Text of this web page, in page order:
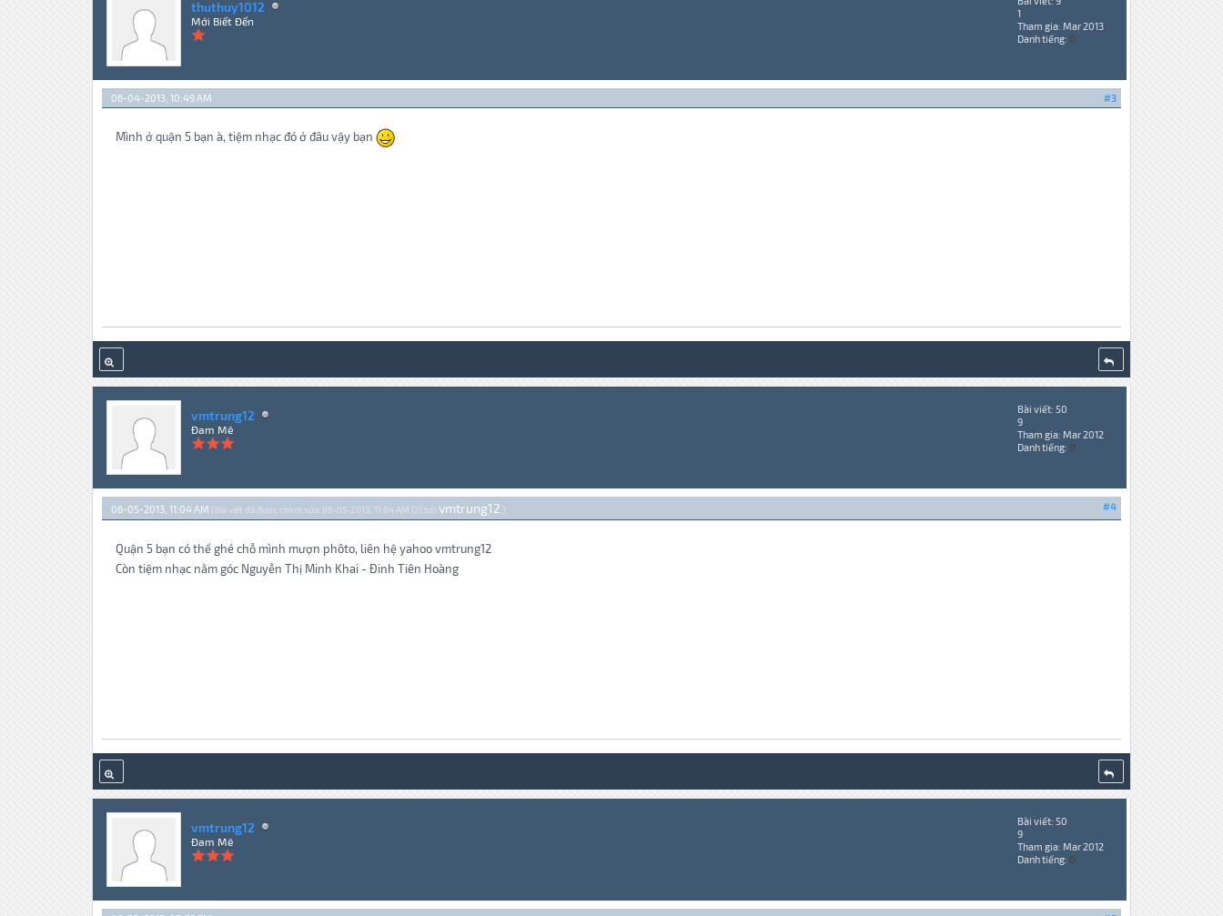
thuthuy1012
Mới Biết Đến
1
Tham gia: Mar 2013
Danh tiếng: 0
#3
06-04-2013, 10:49 AM
Mình ở quận 5 bạn à, tiệm nhạc đó ở đâu vậy bạn
vmtrung12
Đam Mê
Bài viết: 50
9
Tham gia: Mar 2012
Danh tiếng: 0
#4
06-05-2013, 11:04 AM (Bài viết đã được chỉnh sửa: 06-05-2013, 11:04 AM {2} bởivmtrung12 .)
Quận 5 bạn có thể ghé chỗ mình mượn phôto, liên hệ yahoo vmtrung12
Còn tiệm nhạc nằm góc Nguyễn Thị Minh Khai - Đinh Tiên Hoàng
vmtrung12
Đam Mê
Bài viết: 50
9
Tham gia: Mar 2012
Danh tiếng: 0